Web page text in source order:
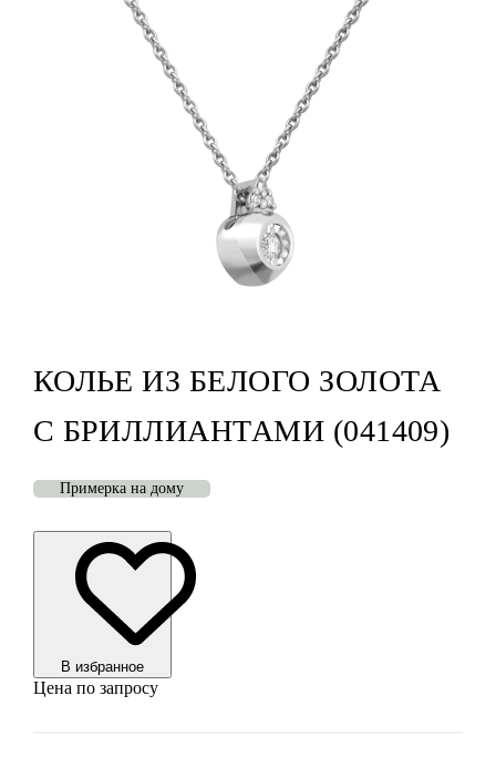
КОЛЬЕ ИЗ БЕЛОГО ЗОЛОТА
С БРИЛЛИАНТАМИ (041409)
Примерка на дому
В избранноe
Цена по запросу